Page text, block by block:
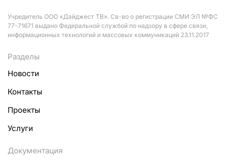
Учредитель ООО «Дайджест ТВ». Св-во о регистрации СМИ ЭЛ №ФС
77-71671 выдано Федеральной службой по надзору в сфере связи,
информационных технологий и массовых коммуникаций 23.11.2017
Разделы
Новости
Контакты
Проекты
Услуги
Документация